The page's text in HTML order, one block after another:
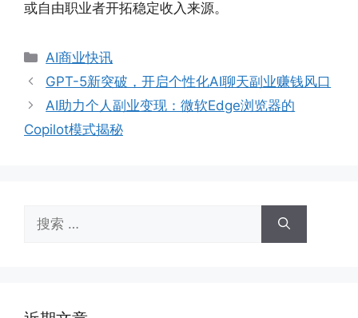
或自由职业者开拓稳定收入来源。
分
类
AI商业快讯
GPT-5新突破，开启个性化AI聊天副业赚钱风口
AI助力个人副业变现：微软Edge浏览器的
Copilot模式揭秘
索：